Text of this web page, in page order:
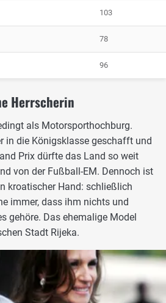
103
78
96
Herrscherin
als Motorsporthochburg.
in die Königsklasse geschafft und
Prix dürfte das Land so weit
von der Fußball-EM. Dennoch ist
kroatischer Hand: schließlich
immer, dass ihm nichts und
gehöre. Das ehemalige Model
Stadt Rijeka.